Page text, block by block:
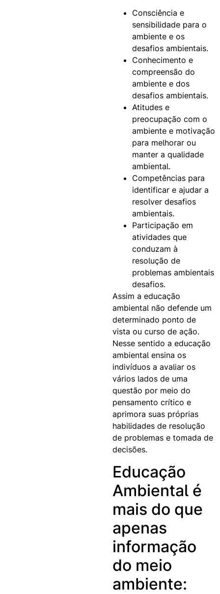
Consciência e
sensibilidade para o
ambiente e os
desafios ambientais.
Conhecimento e
compreensão do
ambiente e dos
desafios ambientais.
Atitudes e
preocupação com o
ambiente e motivação
para melhorar ou
manter a qualidade
ambiental.
Competências para
identificar e ajudar a
resolver desafios
ambientais.
Participaçãoem
atividades que
conduzam à
resolução de
problemas ambientais
desafios.
Assim a educação
ambiental não defende um
determinado ponto de
vista ou curso de ação.
Nesse sentido a educação
ambiental ensina os
indivíduos a avaliar os
vários lados de uma
questão por meio do
pensamento crítico e
aprimora suas próprias
habilidades de resolução
de problemas e tomada de
decisões.
Educação
Ambiental é
mais do que
apenas
informação
do meio
ambiente: